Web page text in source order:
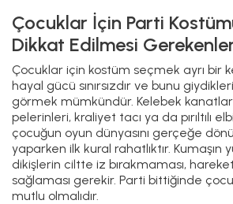
Çocuklar İçin Parti
Dikkat Edilmesi
Çocuklar için kostüm seçmek ayrı bir
hayal gücü sınırsızdır ve bunu
görmek mümkündür. Kelebek
pelerinleri, kraliyet tacı ya da pırıltılı
çocuğun oyun dünyasını gerçeğe
yaparken ilk kural rahatlıktır. Kumaşın
dikişlerin ciltte iz bırakmaması,
sağlaması gerekir. Parti bittiğinde
mutlu olmalıdır.